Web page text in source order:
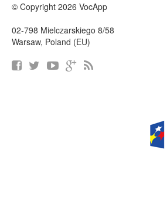
© Copyright 2026 VocApp
02-798 Mielczarskiego 8/58
Warsaw, Poland (EU)